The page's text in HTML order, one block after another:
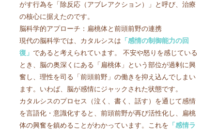
がす行為を「除反応（アブレアクション）」と呼び、治療
の核心に据えたのです。
脳科学的アプローチ：扁桃体と前頭前野の連携
現代の脳科学では、カタルシスは 「感情の制御能力の回
復」 であると考えられています。 不安や怒りを感じている
とき、脳の奥深くにある「扁桃体」という部位が過剰に興
奮し、理性を司る「前頭前野」の働きを抑え込んでしまい
ます。いわば、脳が感情にジャックされた状態です。
カタルシスのプロセス（泣く、書く、話す）を通じて感情
を言語化・意識化すると、前頭前野が再び活性化し、扁桃
体の興奮を鎮めることがわかっています。これを 「感情ラ